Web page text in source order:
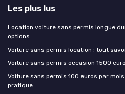
Les plus lus
Location voiture sans permis longue
options
Voiture sans permis location : tout
Voiture sans permis occasion 1500
Voiture sans permis 100 euros par
pratique